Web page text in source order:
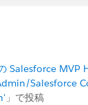
Salesforce MVP
Salesforce
」で投稿